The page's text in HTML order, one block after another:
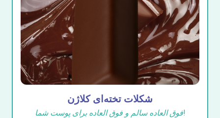
شکلات تخته‌ای کلاژن
فوق العاده سالم و فوق العاده برای پوست شما!